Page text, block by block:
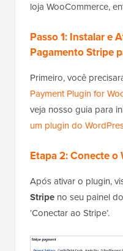
loja WooCommerce,
Passo 1: Instalar e
Pagamento Stripe
Primeiro, você
Payment Plugin for
veja nosso guia para
um plugin do
Etapa 2: Conecte o
Após ativar o plugin,
Stripe no seu painel
‘Conectar ao Stripe’.